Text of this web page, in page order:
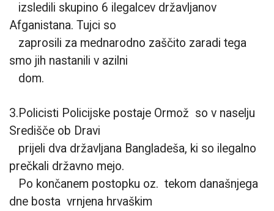
izsledili skupino 6 ilegalcev državljanov
Afganistana. Tujci so
zaprosili za mednarodno zaščito zaradi tega
smo jih nastanili v azilni
dom.
3.Policisti Policijske postaje Ormož so v naselju
Središče ob Dravi
prijeli dva državljana Bangladeša, ki so ilegalno
prečkali državno mejo.
Po končanem postopku oz. tekom današnjega
dne bosta vrnjena hrvaškim